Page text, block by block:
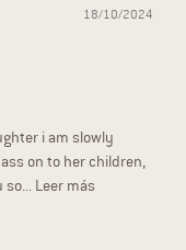
18/10/2024
i am slowly
on to her children,
so... Leer más